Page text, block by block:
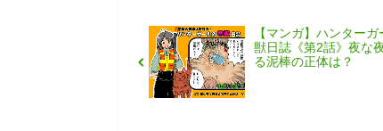
【マンガ】ハンター
獣日誌《第2話》夜な
る泥棒の正体は？